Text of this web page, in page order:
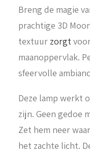
Breng de magie
prachtige 3D
textuur zorgt
maanoppervlak.
sfeervolle
Deze lamp werkt
zijn. Geen gedoe
Zet hem neer
het zachte licht.